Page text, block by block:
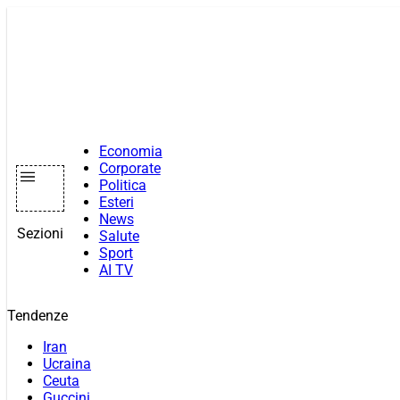
Sezioni
Economia
Corporate
Politica
Esteri
News
Salute
Sport
AI TV
Tendenze
Iran
Ucraina
Ceuta